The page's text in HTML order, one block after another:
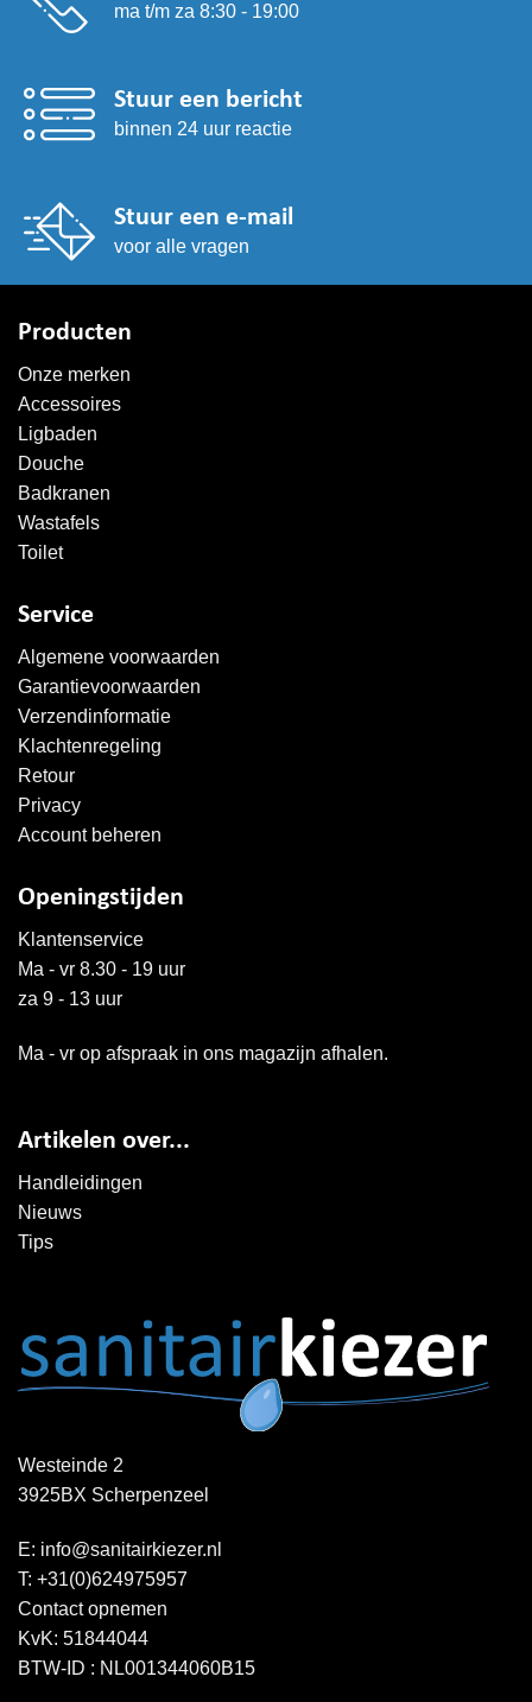
ma t/m za 8:30 - 19:00
Stuur een bericht
binnen 24 uur reactie
Stuur een e-mail
voor alle vragen
Producten
Onze merken
Accessoires
Ligbaden
Douche
Badkranen
Wastafels
Toilet
Service
Algemene voorwaarden
Garantievoorwaarden
Verzendinformatie
Klachtenregeling
Retour
Privacy
Account beheren
Openingstijden
Klantenservice
Ma - vr 8.30 - 19 uur
za 9 - 13 uur
Ma - vr op afspraak in ons magazijn afhalen.
Artikelen over...
Handleidingen
Nieuws
Tips
Westeinde 2
3925BX Scherpenzeel
E: info@sanitairkiezer.nl
T: +31(0)624975957
Contact opnemen
KvK: 51844044
BTW-ID : NL001344060B15